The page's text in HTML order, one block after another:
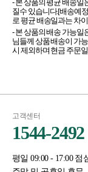
- 본 상품의 평균 배송일
질수 있습니다.[배송예
로 평균 배송일과는 차
- 본 상품의 배송 가능일
님들께 상품 배송이 가
시 제외하며 현금 주문
고객센터
1544-2492
평일 09:00 - 17:00 점